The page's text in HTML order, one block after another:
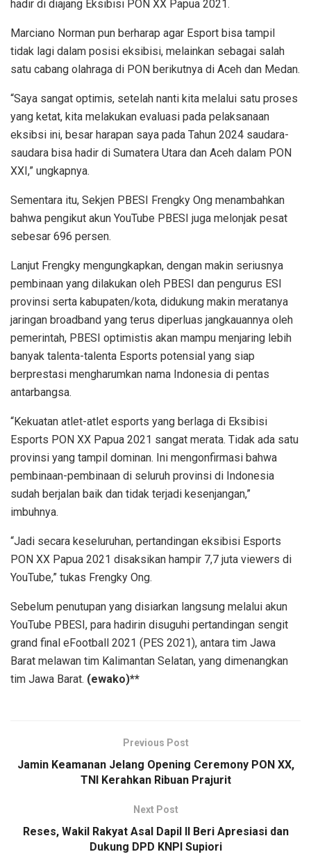
hadir di diajang Eksibisi PON XX Papua 2021.
Marciano Norman pun berharap agar Esport bisa tampil
tidak lagi dalam posisi eksibisi, melainkan sebagai salah
satu cabang olahraga di PON berikutnya di Aceh dan Medan.
“Saya sangat optimis, setelah nanti kita melalui satu proses
yang ketat, kita melakukan evaluasi pada pelaksanaan
eksibsi ini, besar harapan saya pada Tahun 2024 saudara-
saudara bisa hadir di Sumatera Utara dan Aceh dalam PON
XXI,” ungkapnya.
Sementara itu, Sekjen PBESI Frengky Ong menambahkan
bahwa pengikut akun YouTube PBESI juga melonjak pesat
sebesar 696 persen.
Lanjut Frengky mengungkapkan, dengan makin seriusnya
pembinaan yang dilakukan oleh PBESI dan pengurus ESI
provinsi serta kabupaten/kota, didukung makin meratanya
jaringan broadband yang terus diperluas jangkauannya oleh
pemerintah, PBESI optimistis akan mampu menjaring lebih
banyak talenta-talenta Esports potensial yang siap
berprestasi mengharumkan nama Indonesia di pentas
antarbangsa.
“Kekuatan atlet-atlet esports yang berlaga di Eksibisi
Esports PON XX Papua 2021 sangat merata. Tidak ada satu
provinsi yang tampil dominan. Ini mengonfirmasi bahwa
pembinaan-pembinaan di seluruh provinsi di Indonesia
sudah berjalan baik dan tidak terjadi kesenjangan,”
imbuhnya.
“Jadi secara keseluruhan, pertandingan eksibisi Esports
PON XX Papua 2021 disaksikan hampir 7,7 juta viewers di
YouTube,” tukas Frengky Ong.
Sebelum penutupan yang disiarkan langsung melalui akun
YouTube PBESI, para hadirin disuguhi pertandingan sengit
grand final eFootball 2021 (PES 2021), antara tim Jawa
Barat melawan tim Kalimantan Selatan, yang dimenangkan
tim Jawa Barat. (ewako)**
Previous Post
Jamin Keamanan Jelang Opening Ceremony PON XX,
TNI Kerahkan Ribuan Prajurit
Next Post
Reses, Wakil Rakyat Asal Dapil II Beri Apresiasi dan
Dukung DPD KNPI Supiori